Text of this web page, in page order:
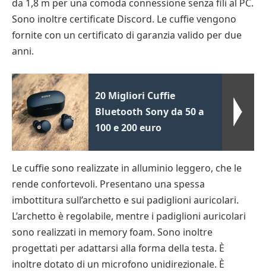
da 1,8 m per una comoda connessione senza fili al PC.
Sono inoltre certificate Discord. Le cuffie vengono
fornite con un certificato di garanzia valido per due
anni.
20 Migliori Cuffie
Bluetooth Sony da 50 a
100 e 200 euro
Le cuffie sono realizzate in alluminio leggero, che le
rende confortevoli. Presentano una spessa
imbottitura sull’archetto e sui padiglioni auricolari.
L’archetto è regolabile, mentre i padiglioni auricolari
sono realizzati in memory foam. Sono inoltre
progettati per adattarsi alla forma della testa. È
inoltre dotato di un microfono unidirezionale. È